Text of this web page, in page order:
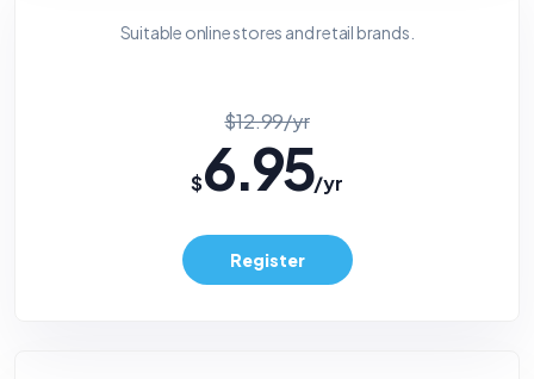
Suitable online stores and retail brands.
$12.99/yr
$6.95/yr
Register